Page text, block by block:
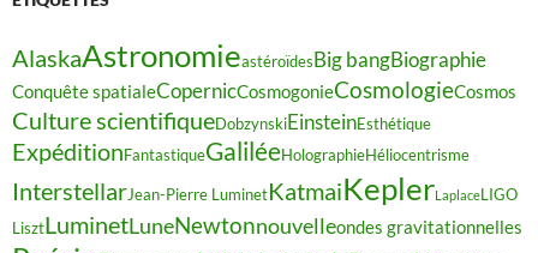
AlaskaAstronomieastéroïdesBig bangBiographie
Conquête spatialeCopernicCosmogonieCosmologieCosmos
Culture scientifiqueDobzynskiEinsteinEsthétique
ExpéditionFantastiqueGaliléeHolographieHéliocentrisme
InterstellarJean-Pierre LuminetKatmaiKeplerLaplaceLIGO
LisztLuminetLuneNewtonnouvelleondes gravitationnelles